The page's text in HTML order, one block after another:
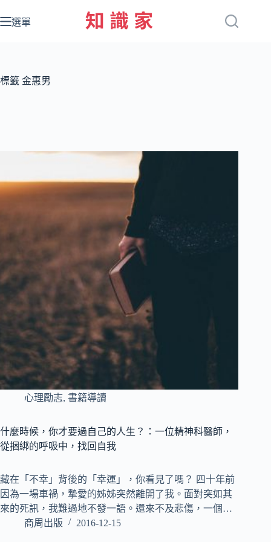
至
容
選單
標籤 金惠男
心理勵志, 書籍導讀
什麼時候，你才要過自己的人生？：一位精神科醫師，
從捆綁的呼吸中，找回自我
藏在「不幸」背後的「幸運」，你看見了嗎？ 四十年前
因為一場車禍，摯愛的姊姊突然離開了我。面對突如其
來的死訊，我難過地不發一語。還來不及悲傷，一個…
商周出版
2016-12-15